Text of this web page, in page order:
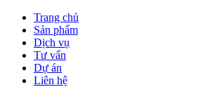
Trang chủ
Sản phẩm
Dịch vụ
Tư vấn
Dự án
Liên hệ